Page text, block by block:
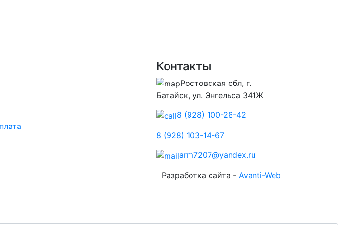
Контакты
Ростовская обл, г.
Батайск, ул. Энгельса 341Ж
8 (928) 100-28-42
8 (928) 103-14-67
arm7207@yandex.ru
Разработка сайта - Avanti-Web